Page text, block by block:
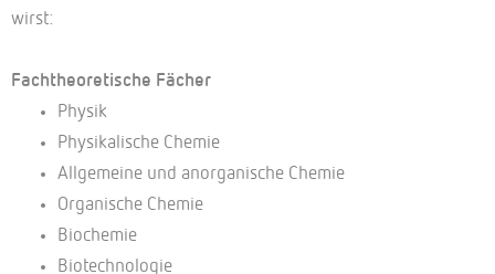
wirst:
Fachtheoretische Fächer
Physik
Physikalische Chemie
Allgemeine und anorganische Chemie
Organische Chemie
Biochemie
Biotechnologie